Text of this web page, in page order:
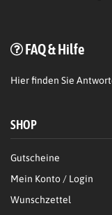
FAQ & Hilfe
Hierfinden Sie
SHOP
Gutscheine
Mein Konto / Login
Wunschzettel